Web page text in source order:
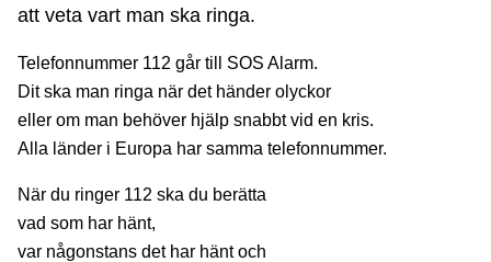
att veta vart man ska ringa.
Telefonnummer 112 går till SOS Alarm.
Dit ska man ringa när det händer olyckor
eller om man behöver hjälp snabbt vid en kris.
Alla länder i Europa har samma telefonnummer.
När du ringer 112 ska du berätta
vad som har hänt,
var någonstans det har hänt och